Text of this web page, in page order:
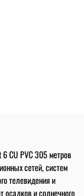
CU PVC 305 метров
сетей, систем
телевидения и
осадков и солнечного